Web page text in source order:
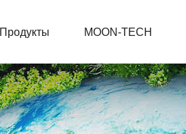
Продукты MOON-TECH